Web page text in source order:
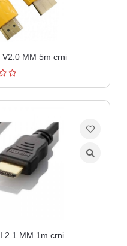
V2.0 MM 5m crni
2.1 MM 1m crni